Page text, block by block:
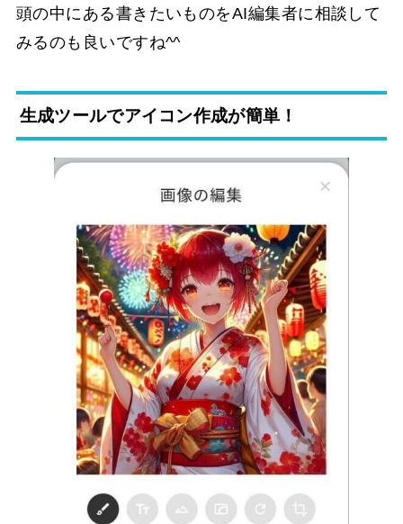
頭の中にある書きたいものをAI編集者に相談して
みるのも良いですね^^
生成ツールでアイコン作成が簡単！